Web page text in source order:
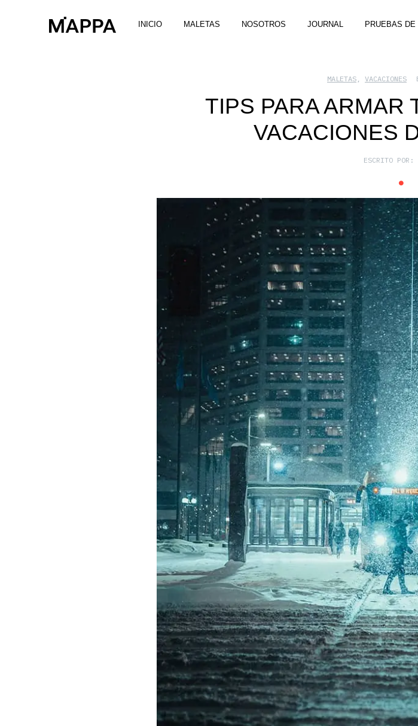
INICIO MALETAS NOSOTROS JOURNAL PRUEBAS DE
MALETAS ,VACACIONES
TIPS PARA ARMAR
VACACIONES
ESCRITO POR: